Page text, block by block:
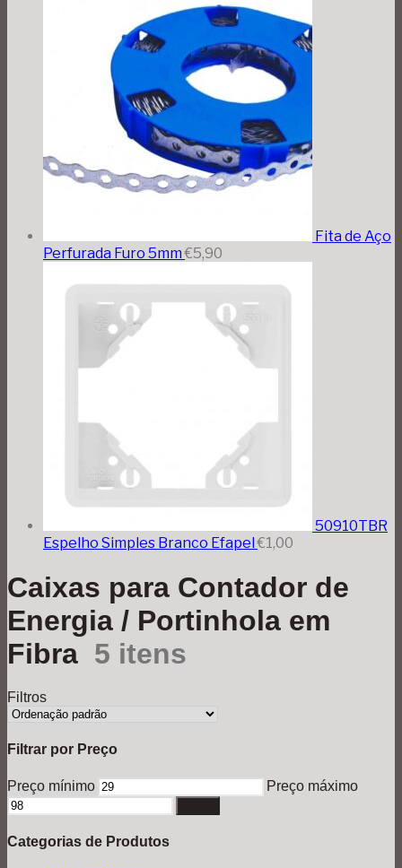
Fita de Aço
Perfurada Furo 5mm €5,90
50910TBR
Espelho Simples Branco Efapel €1,00
Caixas para Contador de
Energia / Portinhola em
Fibra 5 itens
Filtros
Filtrar por Preço
Preço mínimo Preço máximo
Categorias de Produtos